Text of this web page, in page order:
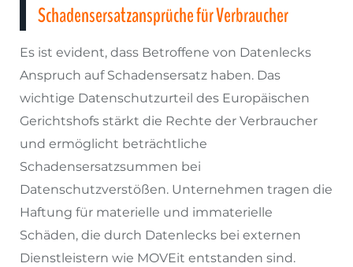
Schadensersatzansprüche für Verbraucher
Es ist evident, dass Betroffene von Datenlecks
Anspruch auf Schadensersatz haben. Das
wichtige Datenschutzurteil des Europäischen
Gerichtshofs stärkt die Rechte der Verbraucher
und ermöglicht beträchtliche
Schadensersatzsummen bei
Datenschutzverstößen. Unternehmen tragen die
Haftung für materielle und immaterielle
Schäden, die durch Datenlecks bei externen
Dienstleistern wie MOVEit entstanden sind.